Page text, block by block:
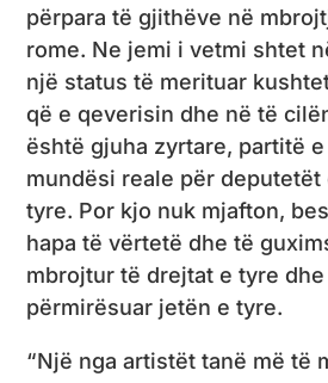
përpara të gjithëve në
rome. Ne jemi i vetmi shtet
një status të merituar
që e qeverisin dhe në të
është gjuha zyrtare, partitë
mundësi reale për deputetët
tyre. Por kjo nuk mjafton,
hapa të vërtetë dhe të
mbrojtur të drejtat e tyre
përmirësuar jetën e tyre.
“Një nga artistët tanë më të